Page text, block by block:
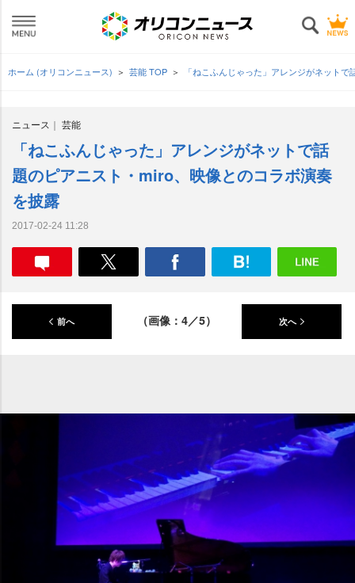
ホーム (オリコンニュース) 芸能 TOP 「ねこふんじゃった」アレンジがネット
ニュース 芸能
「ねこふんじゃった」アレンジがネットで話
題のピアニスト・miro、映像とのコラボ演奏
を披露
2017-02-24 11:28
前へ （画像：4／5） 次へ